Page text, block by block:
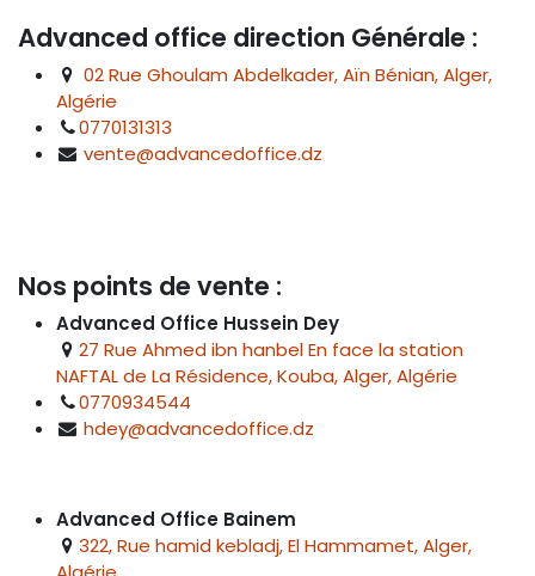
Advanced office direction Générale :
02 Rue Ghoulam Abdelkader, Aïn Bénian, Alger,
Algérie
0770131313
vente@advancedoffice.dz
Nos points de vente :
Advanced Office Hussein Dey
27 Rue Ahmed ibn hanbel En face la station
NAFTAL de La Résidence, Kouba, Alger, Algérie
0770934544
hdey@advancedoffice.dz
Advanced Office Bainem
322, Rue hamid kebladj, El Hammamet, Alger,